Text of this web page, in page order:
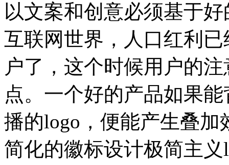
以文案和创意必须基于
互联网世界，人口红利
户了，这个时候用户的
点。一个好的产品如果
播的logo，便能产生叠
简化的徽标设计极简主